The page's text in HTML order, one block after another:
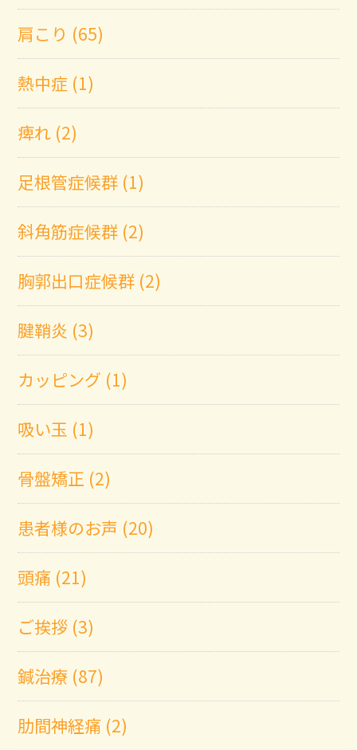
肩こり (65)
熱中症 (1)
痺れ (2)
足根管症候群 (1)
斜角筋症候群 (2)
胸郭出口症候群 (2)
腱鞘炎 (3)
カッピング (1)
吸い玉 (1)
骨盤矯正 (2)
患者様のお声 (20)
頭痛 (21)
ご挨拶 (3)
鍼治療 (87)
肋間神経痛 (2)